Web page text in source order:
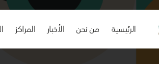
الرئيسية
(current) من نحن الأخبار المراكز